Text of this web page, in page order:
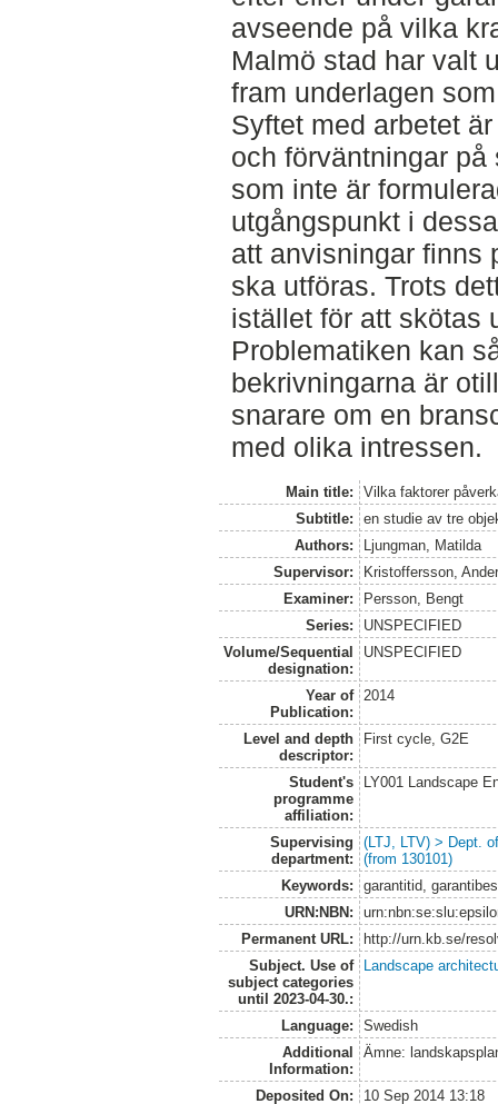
avseende på vilka
Malmö stad har valt
fram underlagen
Syftet med arbetet
och förväntningar
som inte är
utgångspunkt i
att anvisningar finns
ska utföras. Trots
istället för att skötas
Problematiken kan
bekrivningarna är
snarare om en
med olika intressen.
Main title:
Vilka faktorer
Subtitle:
en studie av tre
Authors:
Ljungman, Matilda
Supervisor:
Kristoffersson,
Examiner:
Persson, Bengt
Series:
UNSPECIFIED
Volume/Sequential
designation:
UNSPECIFIED
Year of
Publication:
2014
Level and depth
descriptor:
First cycle, G2E
Student's
programme
affiliation:
LY001 Landscape
Supervising
department:
(LTJ, LTV) > Dept.
(from 130101)
Keywords:
garantitid,
URN:NBN:
Permanent URL:
http://urn.kb.se/
Subject. Use of
subject categories
until 2023-04-30.:
Landscape
Language:
Swedish
Additional
Information:
Ämne:
Deposited On: 10 Sep 2014 13:18